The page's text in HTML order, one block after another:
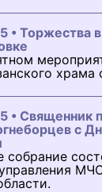
• Торжества
храма
• Священник
с
собрание